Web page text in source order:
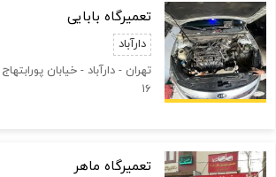
تعمیرگاه بابایی
دارآباد
16
تعمیرگاه ماهر